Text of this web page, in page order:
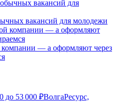
вакансий для молодежи
— а оформляют через
до 53 000 ₽ВолгаРесурс,